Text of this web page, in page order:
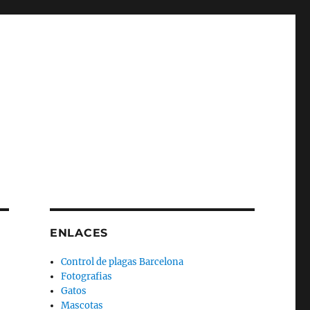
ENLACES
Control de plagas Barcelona
Fotografias
Gatos
Mascotas